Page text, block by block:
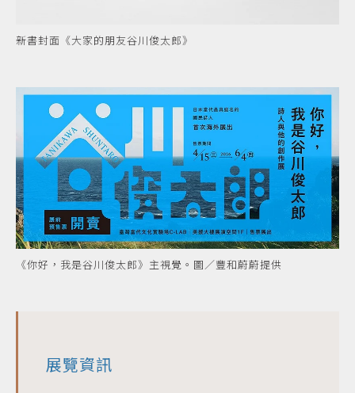
新書封面《大家的朋友谷川俊太郎》
《你好，我是谷川俊太郎》主視覺。圖／豐和蔚蔚提供
展覽資訊